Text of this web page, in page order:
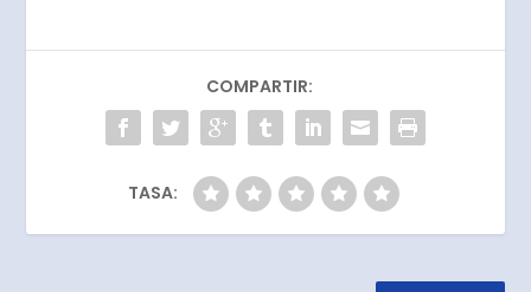
COMPARTIR:
TASA: